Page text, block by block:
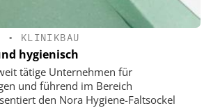
• KLINIKBAU
hygienisch
tätige Unternehmen für
und führend im Bereich
den Nora Hygiene-Faltsockel